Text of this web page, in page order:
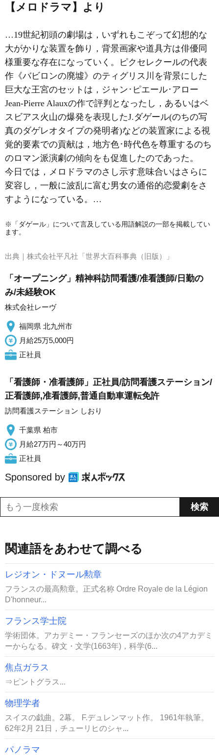
【メロドラマ】より
…19世紀初頭の劇場は，いずれもこぞって幻想的な
大がかりな装置を飾り，背景画家や道具方は俳優同
様重要な存在になっていく。ピクセレクールの代表
作《バビロンの廃墟》のティグリス川を背景にした
巨大な王宮のセットは，ジャン･ピエール･アロー
Jean‐Pierre Alauxの作で評判となったし，あるいはベ
スビアス火山の爆発を表現したJ.ダゲール(のちの写
真のダゲレオタイプの発明者)などの装置家による視
覚的要素での貢献は，地方色･時代色を尊重するのち
のロマン派演劇 の傾向をも促進したのであった。
今日では，メロドラマのさし示す意味合いはさらに
変容し，一般に波乱に富む男女の通俗的恋愛劇をさ
すようになっている。…
※「ダゲール」について言及している用語解説の一部を掲載してい
ます。
出典｜ 株式会社平凡社「世界大百科事典（旧版）」
「オープニング」精神科訪問看護/准看護師/日勤の
み/未経験OK
株式会社レーヴ
福岡県 北九州市
月給25万5,000円
正社員
「看護師・准看護師」正社員/訪問看護ステーション/
正看護師,准看護師,普通自動車運転免許
訪問看護ステーション しおり
千葉県 柏市
月給27万円～40万円
正社員
Sponsored by
関連語をあわせて調べる
レジオン・ドヌール勲章
フランスの最高勲章。正式名称 Ordre Royale de la Légion
D'honneur...
フランス学士院
学術団体。アカデミー・フランセーズのほか次の4アカデミ
ーからなる。碑文・文学(1663年)，科学(6...
焦点ガラス
⇒ピントグラス...
物理学者
スイスの戯曲。2幕。 F.デュレンマット作。 1961年執筆。
62年2月 21日，チューリヒのシャ...
パノラマ